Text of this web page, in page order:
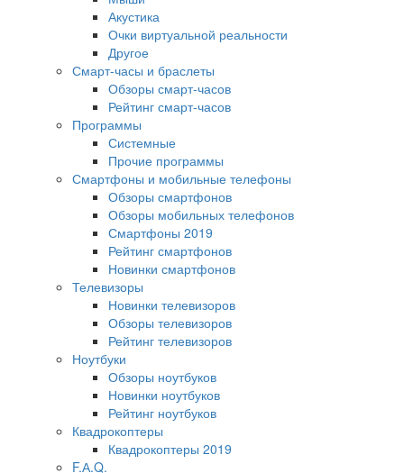
Акустика
Очки виртуальной реальности
Другое
Смарт-часы и браслеты
Обзоры смарт-часов
Рейтинг смарт-часов
Программы
Системные
Прочие программы
Смартфоны и мобильные телефоны
Обзоры смартфонов
Обзоры мобильных телефонов
Смартфоны 2019
Рейтинг смартфонов
Новинки смартфонов
Телевизоры
Новинки телевизоров
Обзоры телевизоров
Рейтинг телевизоров
Ноутбуки
Обзоры ноутбуков
Новинки ноутбуков
Рейтинг ноутбуков
Квадрокоптеры
Квадрокоптеры 2019
F.А.Q.